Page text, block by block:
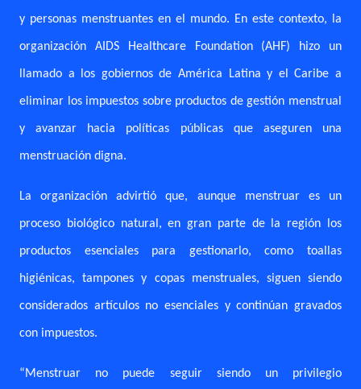
y personas menstruantes en el mundo. En este contexto, la
organización AIDS Healthcare Foundation (AHF) hizo un
llamado a los gobiernos de América Latina y el Caribe a
eliminar los impuestos sobre productos de gestión menstrual
y avanzar hacia políticas públicas que aseguren una
menstruación digna.
La organización advirtió que, aunque menstruar es un
proceso biológico natural, en gran parte de la región los
productos esenciales para gestionarlo, como toallas
higiénicas, tampones y copas menstruales, siguen siendo
considerados artículos no esenciales y continúan gravados
con impuestos.
“Menstruar no puede seguir siendo un privilegio